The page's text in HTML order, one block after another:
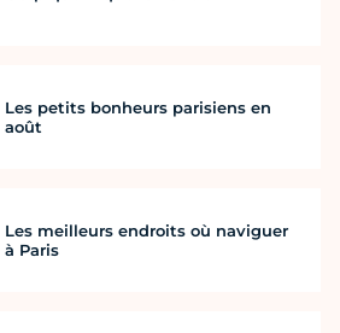
Les petits bonheurs parisiens en
août
Les meilleurs endroits où naviguer
à Paris